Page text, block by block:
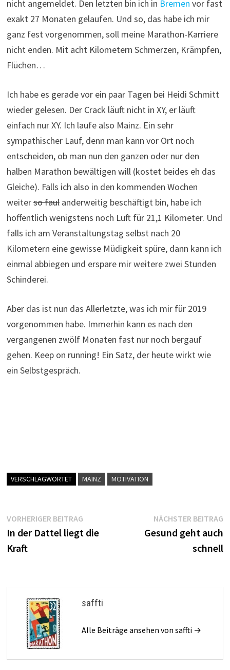
nicht angemeldet. Den letzten bin ich in Bremen vor fast
exakt 27 Monaten gelaufen. Und so, das habe ich mir
ganz fest vorgenommen, soll meine Marathon-Karriere
nicht enden. Mit acht Kilometern Schmerzen, Krämpfen,
Flüchen…
Ich habe es gerade vor ein paar Tagen bei Heidi Schmitt
wieder gelesen. Der Crack läuft nicht in XY, er läuft
einfach nur XY. Ich laufe also Mainz. Ein sehr
sympathischer Lauf, denn man kann vor Ort noch
entscheiden, ob man nun den ganzen oder nur den
halben Marathon bewältigen will (kostet beides eh das
Gleiche). Falls ich also in den kommenden Wochen
weiterso faulanderweitig beschäftigt bin, habe ich
hoffentlich wenigstens noch Luft für 21,1 Kilometer. Und
falls ich am Veranstaltungstag selbst nach 20
Kilometern eine gewisse Müdigkeit spüre, dann kann ich
einmal abbiegen und erspare mir weitere zwei Stunden
Schinderei.
Aber das ist nun das Allerletzte, was ich mir für 2019
vorgenommen habe. Immerhin kann es nach den
vergangenen zwölf Monaten fast nur noch bergauf
gehen. Keep on running! Ein Satz, der heute wirkt wie
ein Selbstgespräch.
VERSCHLAGWORTET MAINZ MOTIVATION
Beitragsnavigation
VORHERIGER BEITRAGVorheriger
Beitrag:
In der Dattel liegt die
Kraft
NÄCHSTER BEITRAG
Gesund geht auch
schnell
saffti
Alle Beiträge ansehen von saffti →